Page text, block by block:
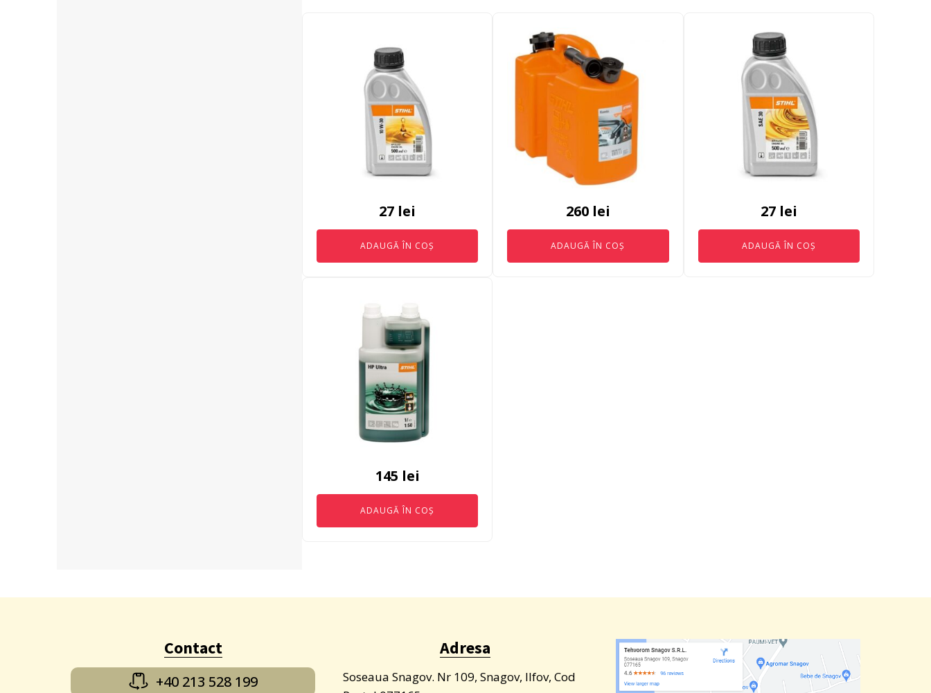
27 lei
ADAUGĂ ÎN COȘ
260 lei
ADAUGĂ ÎN COȘ
27 lei
ADAUGĂ ÎN COȘ
145 lei
ADAUGĂ ÎN COȘ
Contact
+40 213 528 199
Adresa
Soseaua Snagov. Nr 109, Snagov, Ilfov, Cod